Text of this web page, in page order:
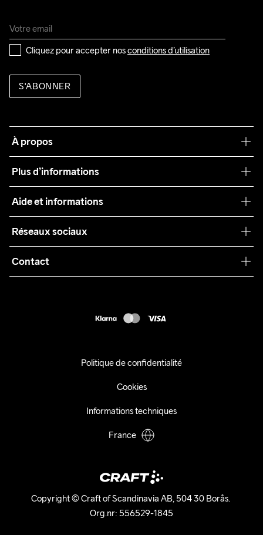
Cliquez pour accepter nos conditions d’utilisation
S'ABONNER
À propos
Plus d’informations
Teamwear
Durabilité
Collaborations
Aide et informations
Conditions générales
Retours
Réseaux sociaux
Contact
Copyright © Craft of Scandinavia AB, 504 30 Borås.
Org.nr: 556529-1845
Politique de confidentialité
Cookies
Informations techniques
France